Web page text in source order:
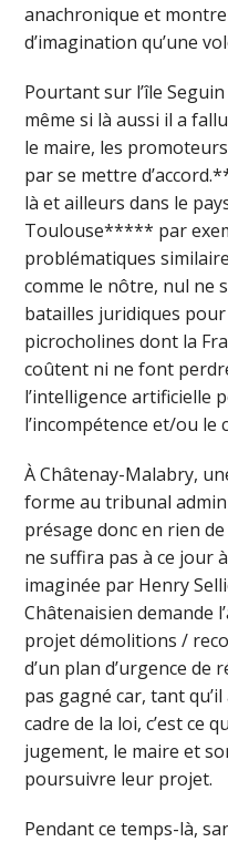
anachronique et
d’imagination qu’une
Pourtant sur l’île
même si là aussi il a
le maire, les
par se mettre
là et ailleurs dans le
Toulouse***** par
problématiques
comme le nôtre, nul ne
batailles juridiques
picrocholines dont la
coûtent ni ne font
l’intelligence artificielle
l’incompétence et/ou le
À Châtenay-Malabry,
forme au tribunal
présage donc en rien
ne suffira pas à ce jour
imaginée par Henry
Châtenaisien demande
projet démolitions /
d’un plan d’urgence de
pas gagné car, tant
cadre de la loi, c’est ce
jugement, le maire et
poursuivre leur projet.
Pendant ce temps-là,